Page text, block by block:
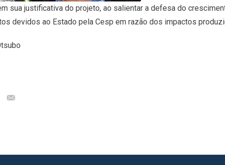
sua justificativa do projeto, ao salientar a defesa do
devidos ao Estado pela Cesp em razão dos impactos